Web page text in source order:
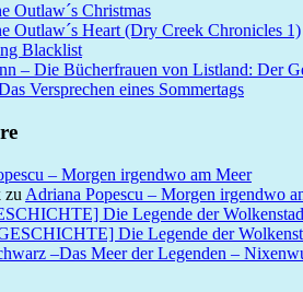
Outlaw´s Christmas
Outlaw´s Heart (Dry Creek Chronicles 1)
Blacklist
– Die Bücherfrauen von Listland: Der
Versprechen eines Sommertags
– Morgen irgendwo am Meer
zu Adriana Popescu – Morgen irgendwo
Die Legende der
Die Legende der
–Das Meer der Legenden –